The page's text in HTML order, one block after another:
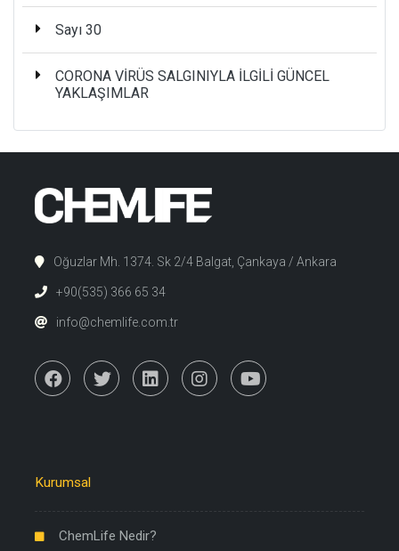
Sayı 30
CORONA VİRÜS SALGINIYLA İLGİLİ GÜNCEL
YAKLAŞIMLAR
Oğuzlar Mh. 1374. Sk 2/4 Balgat, Çankaya / Ankara
+90(535) 366 65 34
info@chemlife.com.tr
Kurumsal
ChemLife Nedir?